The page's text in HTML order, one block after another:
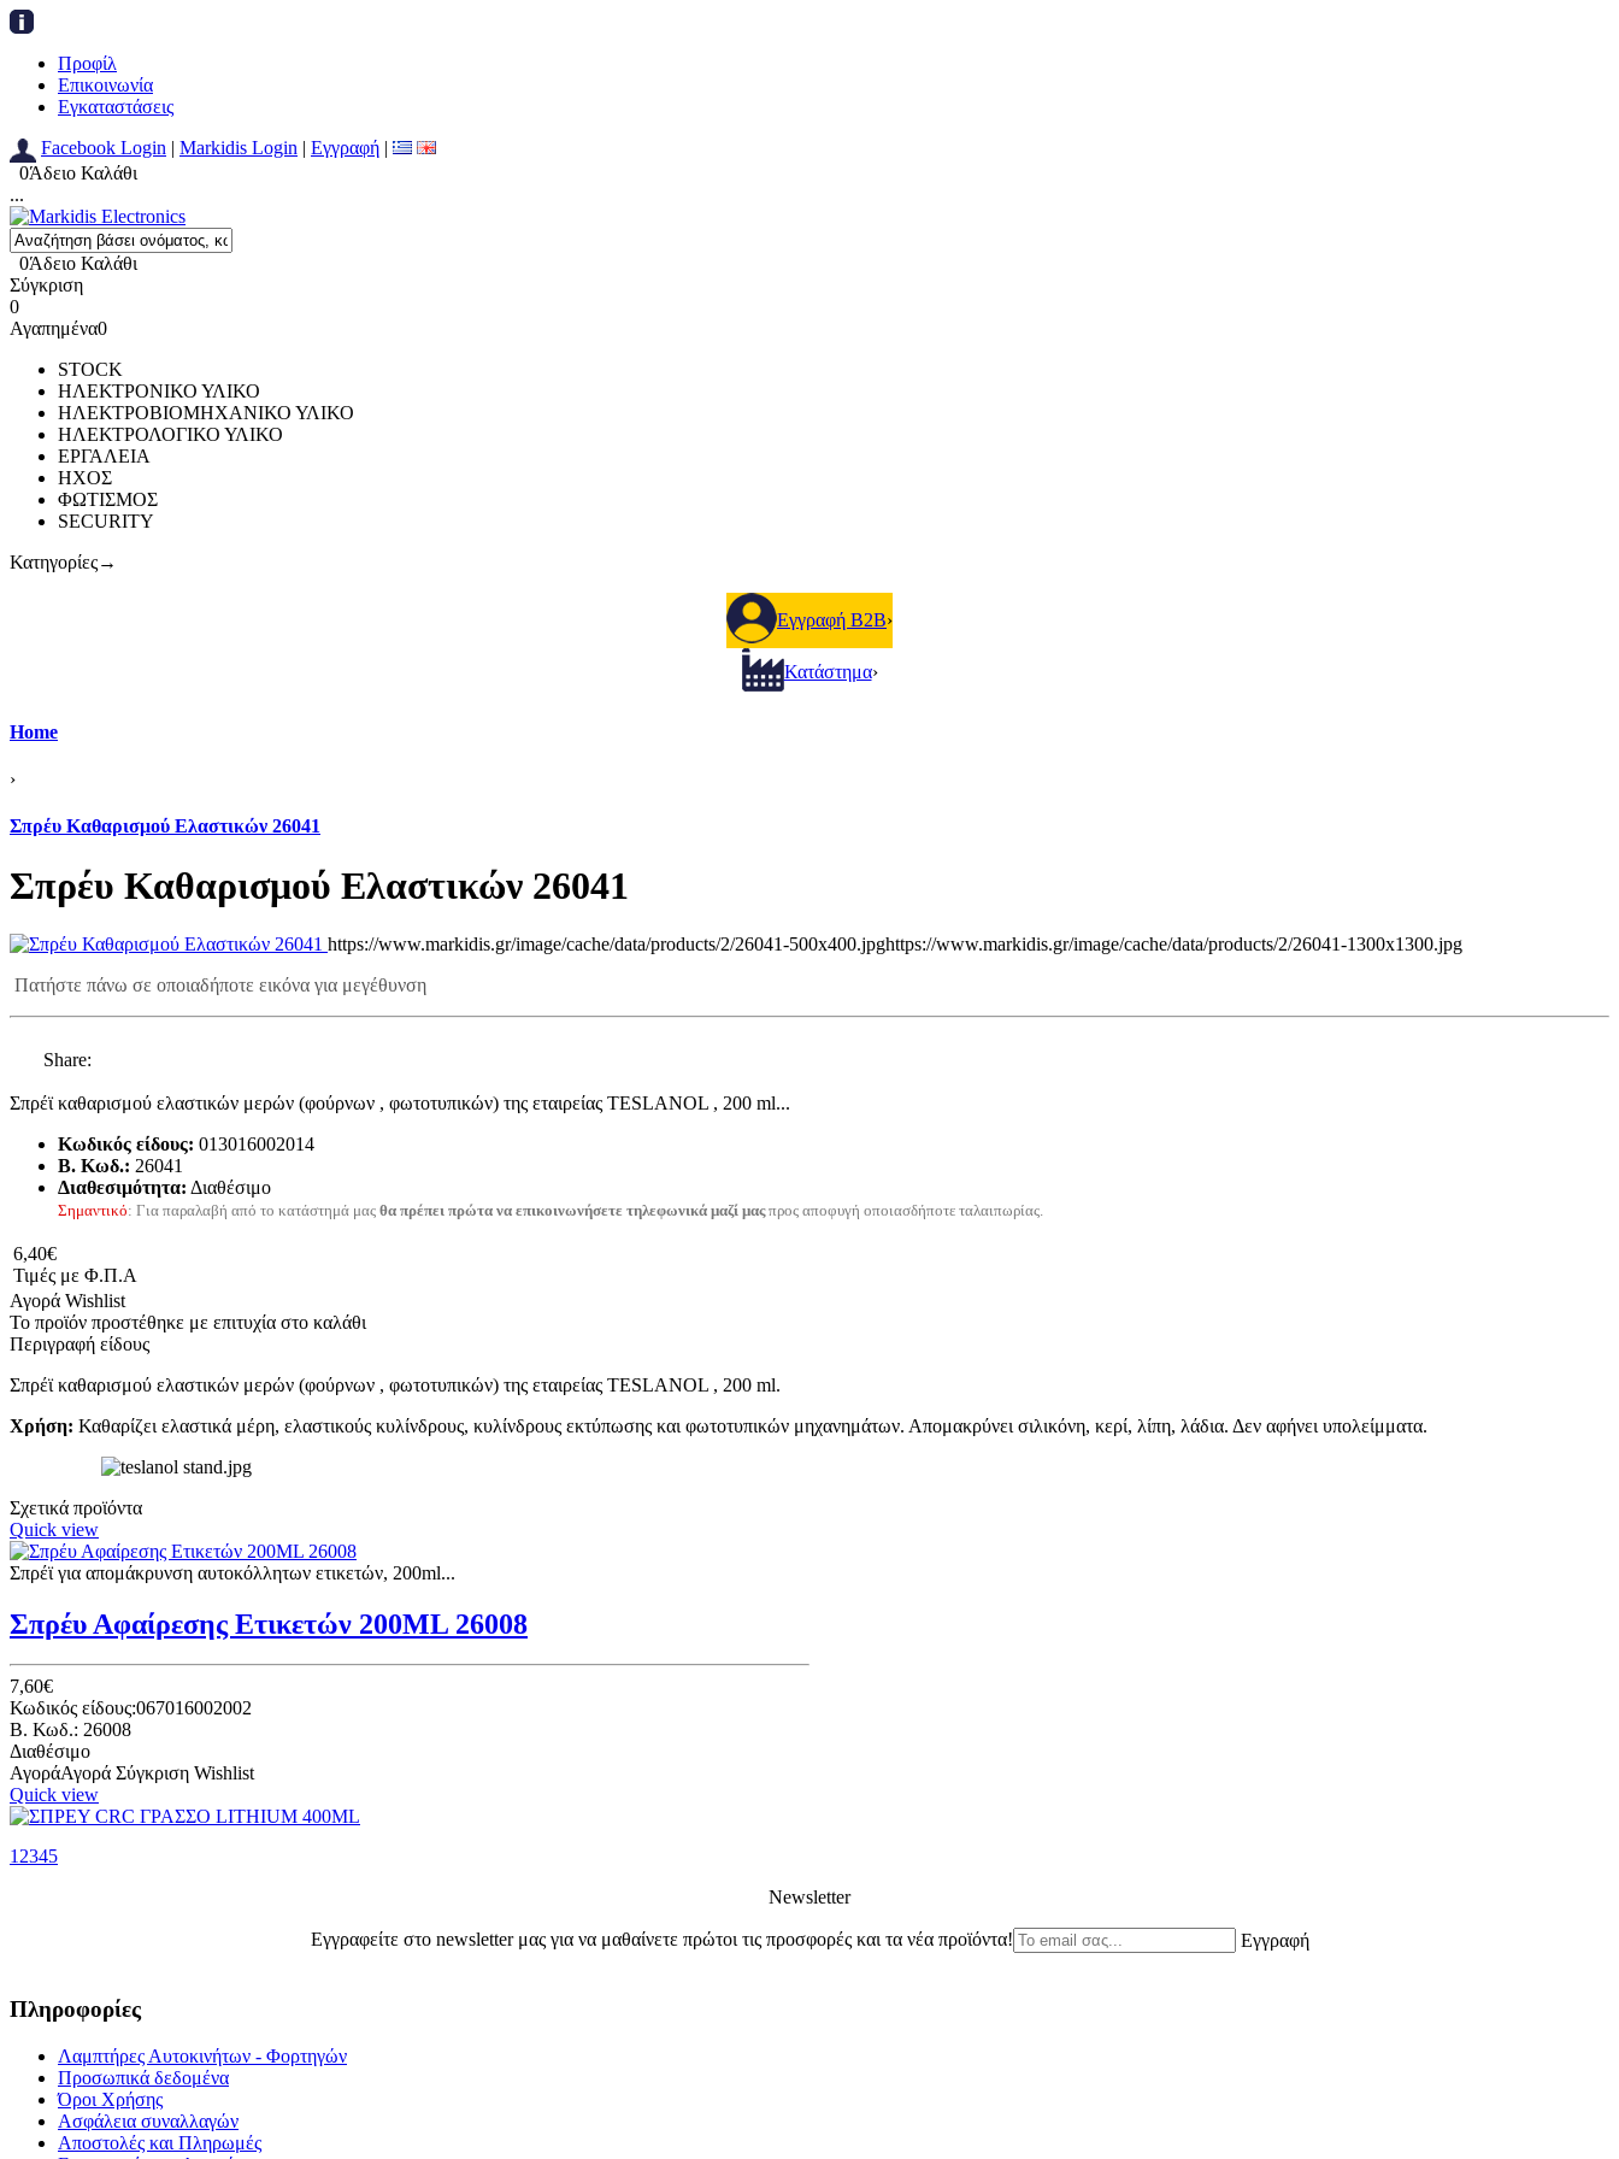
Προφίλ
Επικοινωνία
Εγκαταστάσεις
Facebook Login | Markidis Login | Εγγραφή |
0Άδειο Καλάθι
...
0Άδειο Καλάθι
Σύγκριση
0
Αγαπημένα0
STOCK
ΗΛΕΚΤΡΟΝΙΚΟ ΥΛΙΚΟ
ΗΛΕΚΤΡΟΒΙΟΜΗΧΑΝΙΚΟ ΥΛΙΚΟ
ΗΛΕΚΤΡΟΛΟΓΙΚΟ ΥΛΙΚΟ
ΕΡΓΑΛΕΙΑ
ΗΧΟΣ
ΦΩΤΙΣΜΟΣ
SECURITY
Κατηγορίες→
Εγγραφή B2B›
Κατάστημα›
Home
›
Σπρέυ Καθαρισμού Ελαστικών 26041
Σπρέυ Καθαρισμού Ελαστικών 26041
https://www.markidis.gr/image/cache/data/products/2/26041-500x400.jpghttps://www.markidis.gr/image/cache/data/products/2/26041-1300x1300.jpg
Πατήστε πάνω σε οποιαδήποτε εικόνα για μεγέθυνση
Share:
Σπρέϊ καθαρισμού ελαστικών μερών (φούρνων , φωτοτυπικών) της εταιρείας TESLANOL , 200 ml...
Κωδικός είδους: 013016002014
B. Κωδ.: 26041
Διαθεσιμότητα: Διαθέσιμο
Σημαντικό: Για παραλαβή από το κατάστημά μας θα πρέπει πρώτα να επικοινωνήσετε τηλεφωνικά μαζί μαςπρος αποφυγή οποιασδήποτε ταλαιπωρίας.
6,40€
Τιμές με Φ.Π.Α
Αγορά Wishlist
Το προϊόν προστέθηκε με επιτυχία στο καλάθι
Περιγραφή είδους
Σπρέϊ καθαρισμού ελαστικών μερών (φούρνων , φωτοτυπικών) της εταιρείας TESLANOL , 200 ml.
Χρήση: Καθαρίζει ελαστικά μέρη, ελαστικούς κυλίνδρους, κυλίνδρους εκτύπωσης και φωτοτυπικών μηχανημάτων. Απομακρύνει σιλικόνη, κερί, λίπη, λάδια. Δεν αφήνει υπολείμματα.
Σχετικά προϊόντα
Quick view
Σπρέϊ για απομάκρυνση αυτοκόλλητων ετικετών, 200ml...
Σπρέυ Αφαίρεσης Ετικετών 200ML 26008
7,60€
Κωδικός είδους:067016002002
B. Κωδ.: 26008
Διαθέσιμο
ΑγοράΑγορά Σύγκριση Wishlist
Quick view
ΣΠΡΕΥ CRC ΓΡΑΣΣΟ LITHIUM 400ML
Σύγκριση Wishlist
ΣΠΡΕΥ ΜΕ ΛΑΔΙ WD40 200ML
1 2345
Newsletter
Εγγραφείτε στο newsletter μας για να μαθαίνετε πρώτοι τις προσφορές και τα νέα προϊόντα! Εγγραφή
Πληροφορίες
Λαμπτήρες Αυτοκινήτων - Φορτηγών
Προσωπικά δεδομένα
Όροι Χρήσης
Ασφάλεια συναλλαγών
Αποστολές και Πληρωμές